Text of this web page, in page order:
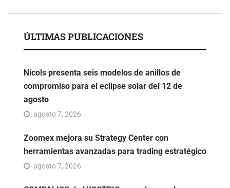
ÚLTIMAS PUBLICACIONES
Nicols presenta seis modelos de anillos de
compromiso para el eclipse solar del 12 de
agosto
agosto 7, 2026
Zoomex mejora su Strategy Center con
herramientas avanzadas para trading estratégico
agosto 7, 2026